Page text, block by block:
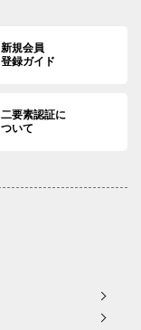
新規会員
登録ガイド
二要素認証に
ついて